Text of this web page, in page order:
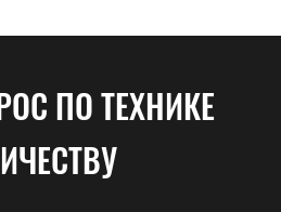
ПО ТЕХНИКЕ